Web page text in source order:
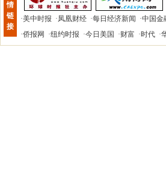
情
链
接
·美中时报 ·凤凰财经 ·每日经济新闻 ·中国金
·侨报网 ·纽约时报 ·今日美国 ·财富 ·时代 ·